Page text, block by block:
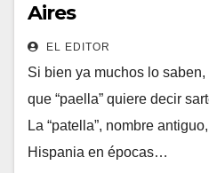
Aires
EL EDITOR
Si bien ya muchos lo
que “paella” quiere decir
La “patella”, nombre
Hispania en épocas…